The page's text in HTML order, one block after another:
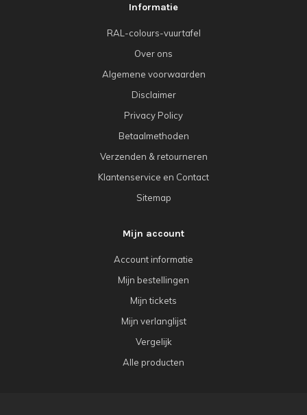
Informatie
RAL-colours-vuurtafel
Over ons
Algemene voorwaarden
Disclaimer
Privacy Policy
Betaalmethoden
Verzenden & retourneren
Klantenservice en Contact
Sitemap
Mijn account
Account informatie
Mijn bestellingen
Mijn tickets
Mijn verlanglijst
Vergelijk
Alle producten